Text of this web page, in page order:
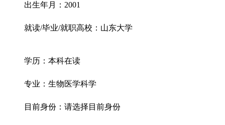
出生年月：2001
就读/毕业/就职高校：山东大学
学历：本科在读
专业：生物医学科学
目前身份：请选择目前身份